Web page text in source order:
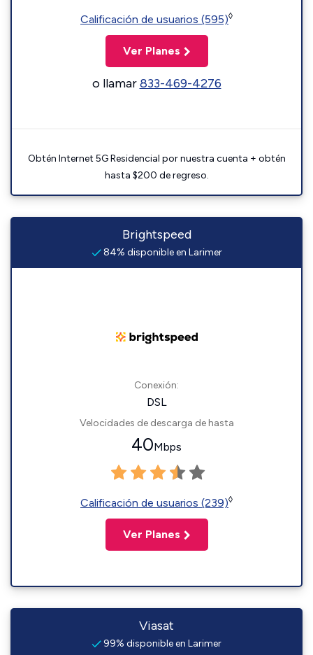
Calificación de usuarios (595)◊
Ver Planes
o llamar833-469-4276
Obtén Internet 5G Residencial por nuestra cuenta + obtén
hasta $200 de regreso.
Brightspeed
84% disponible en Larimer
Conexión:
DSL
Velocidades de descarga de hasta
40Mbps
Calificación de usuarios (239)◊
Ver Planes
Viasat
99% disponible en Larimer